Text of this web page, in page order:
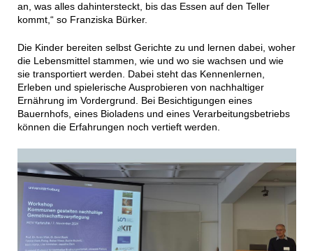
an, was alles dahintersteckt, bis das Essen auf den Teller
kommt,“ so Franziska Bürker.
Die Kinder bereiten selbst Gerichte zu und lernen dabei, woher
die Lebensmittel stammen, wie und wo sie wachsen und wie
sie transportiert werden. Dabei steht das Kennenlernen,
Erleben und spielerische Ausprobieren von nachhaltiger
Ernährung im Vordergrund. Bei Besichtigungen eines
Bauernhofs, eines Bioladens und eines Verarbeitungsbetriebs
können die Erfahrungen noch vertieft werden.